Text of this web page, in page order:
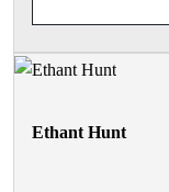
Ethant Hunt